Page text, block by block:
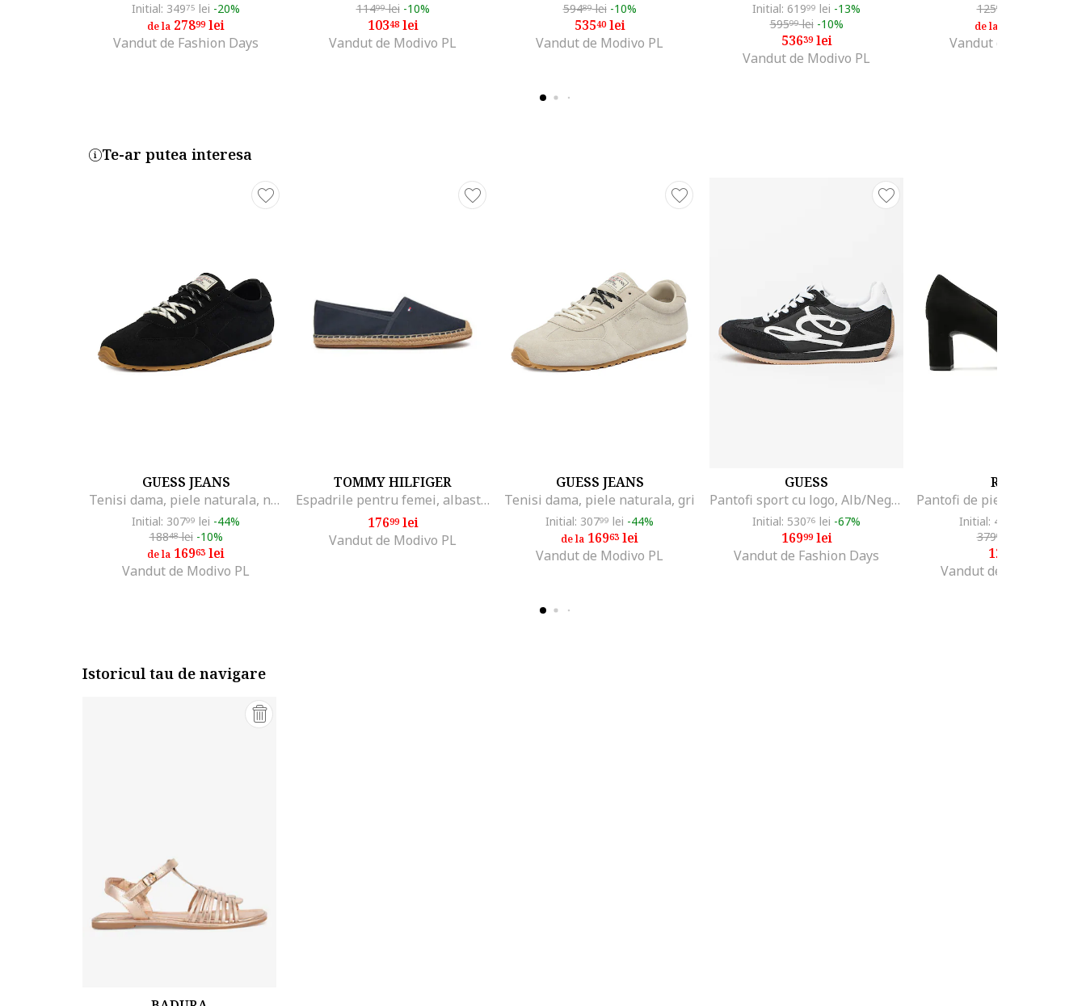
Initial: 34975 lei -20%
de la 27899lei
Vandut de Fashion Days
11499lei -10%
10348lei
Vandut de Modivo PL
59489lei -10%
53540lei
Vandut de Modivo PL
Initial: 61999 lei -13%
59599lei -10%
53639lei
Vandut de Modivo PL
12599
de la
Vandut de Modivo PL
Te-ar putea interesa
GUESS JEANS
Tenisi dama, piele naturala, negru
Initial: 30799 lei -44%
18848lei -10%
de la 16963lei
Vandut de Modivo PL
TOMMY HILFIGER
Espadrile pentru femei, albastru, Albastru
17699lei
Vandut de Modivo PL
GUESS JEANS
Tenisi dama, piele naturala, gri
Initial: 30799 lei -44%
de la 16963lei
Vandut de Modivo PL
GUESS
Pantofi sport cu logo, Alb/Negru
Initial: 53076 lei -67%
16999lei
Vandut de Fashion Days
RYŁKO
Initial: 439
37900
129
Vandut de Fashion Days
Istoricul tau de navigare